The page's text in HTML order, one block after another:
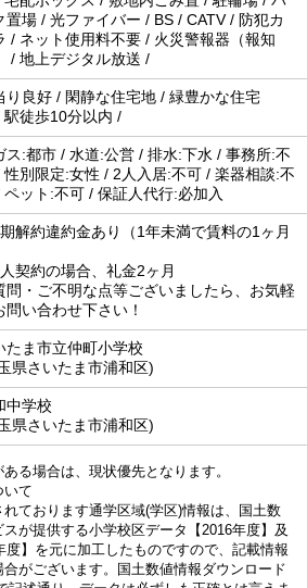
置場 / 光ファイバー / BS / CATV / 防犯カ
/ ネット使用料不要 / 火災警報器（報知
/ 地上デジタル放送 /
り良好 / 閑静な住宅地 / 緑豊かな住宅
駅徒歩10分以内 /
ス:都市 / 水道:公営 / 排水:下水 / 事務所:不
性別限定:女性 / 2人入居:不可 / 楽器相談:不
ペット:不可 / 保証人代行:必加入
解約違約金あり（1年未満で賃料の1ヶ月
契約の場合、礼金2ヶ月
問・ご不明な点等ございましたら、お気軽
問い合わせ下さい！
たま市立仲町小学校
県さいたま市浦和区)
中学校
県さいたま市浦和区)
る場合は、現状優先となります。
て
ております通学区域(学区)情報は、国土数
が提供する小学校区データ【2016年度】及
度】を元に加工したものですので、記載情報
がございます。国土数値情報ダウンロード